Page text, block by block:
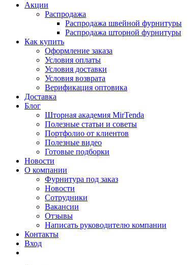
Акции
Распродажа
Распродажа швейной фурнитуры
Распродажа шторной фурнитуры
Как купить
Оформление заказа
Условия оплаты
Условия доставки
Условия возврата
Верификация оптовика
Доставка
Блог
Шторная академия MirTenda
Полезные статьи и советы
Портфолио от клиентов
Полезные видео
Готовые подборки
Новости
О компании
Фурнитура под заказ
Новости
Сотрудники
Вакансии
Отзывы
Написать руководителю компании
Контакты
Вход